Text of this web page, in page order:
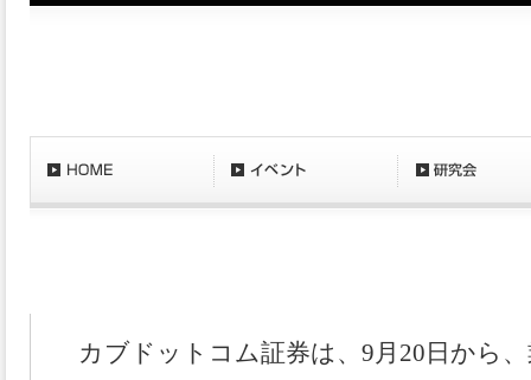
カブドットコム証券は、9月20日から